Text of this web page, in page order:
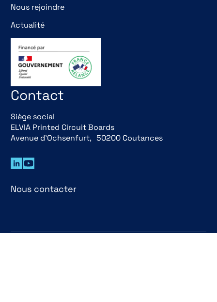
Nous rejoindre
Actualité
Contact
Siège social
ELVIA Printed Circuit Boards
Avenue d’Ochsenfurt, 50200 Coutances
Nous contacter